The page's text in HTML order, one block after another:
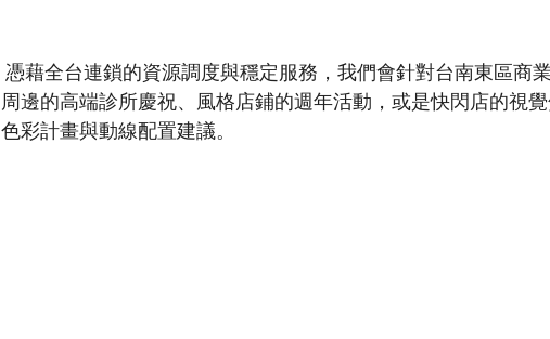
周邊的高端診所慶祝、風格店鋪的週年活動，或是快閃店的視
色彩計畫與動線配置建議。